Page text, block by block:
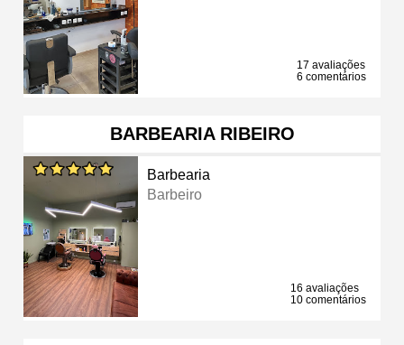
17 avaliações
6 comentários
BARBEARIA RIBEIRO
Barbearia
Barbeiro
16 avaliações
10 comentários